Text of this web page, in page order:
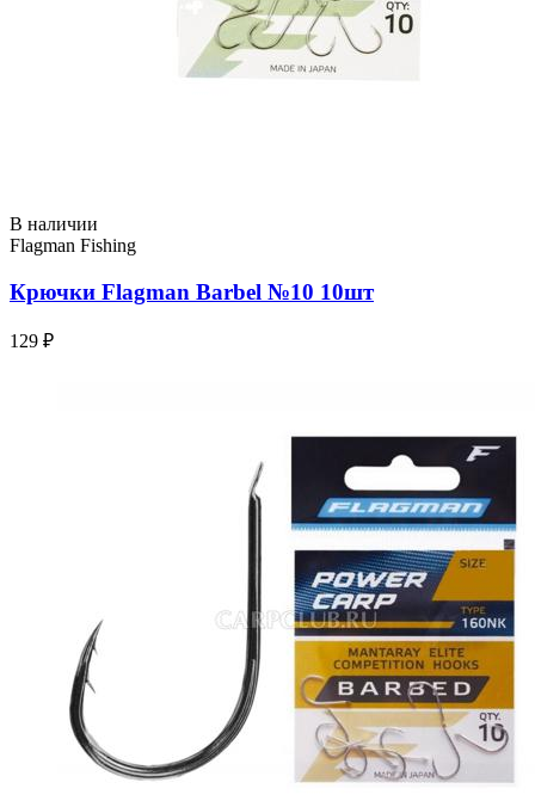
В наличии
Flagman Fishing
Крючки Flagman Barbel №10 10шт
129 ₽